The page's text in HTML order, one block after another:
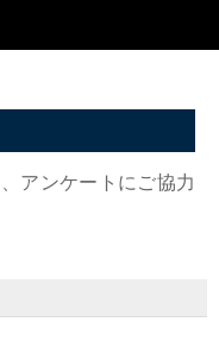
アンケートにご協力